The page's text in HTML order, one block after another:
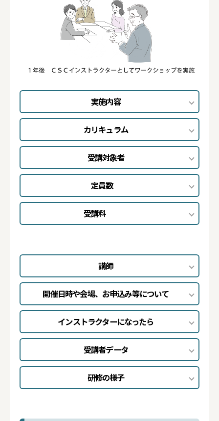
実施内容
カリキュラム
受講対象者
定員数
受講料
講師
開催日時や会場、お申込み等について
インストラクターになったら
受講者データ
研修の様子